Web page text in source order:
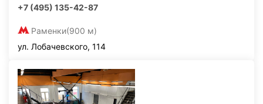
+7 (495) 135-42-87
Раменки(900 м)
ул. Лобачевского, 114